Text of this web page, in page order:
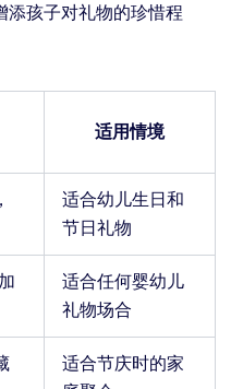
添孩子对礼物的珍惜程
适用情境
适合幼儿生日和
节日礼物
适合任何婴幼儿
礼物场合
适合节庆时的家